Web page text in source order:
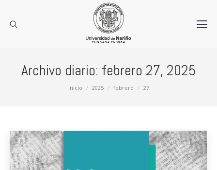
Archivo diario: febrero 27, 2025
Inicio 2025 febrero 27